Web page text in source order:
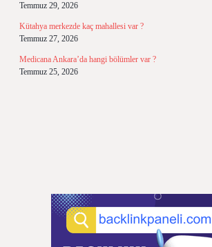
Temmuz 29, 2026
Kütahya merkezde kaç mahallesi var ?
Temmuz 27, 2026
Medicana Ankara’da hangi bölümler var ?
Temmuz 25, 2026